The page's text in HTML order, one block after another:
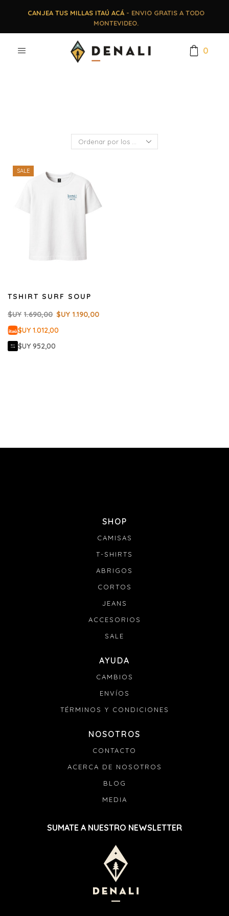
CANJEA TUS MILLAS ITAÚ ACÁ- ENVIO GRATIS A TODO
MONTEVIDEO.
0
SALE
TSHIRT SURF SOUP
$UY 1.690,00 $UY 1.190,00
$UY 1.012,00
$UY 952,00
SHOP
CAMISAS
T-SHIRTS
ABRIGOS
CORTOS
JEANS
ACCESORIOS
SALE
AYUDA
CAMBIOS
ENVÍOS
TÉRMINOS Y CONDICIONES
NOSOTROS
CONTACTO
ACERCA DE NOSOTROS
BLOG
MEDIA
SUMATE A NUESTRO NEWSLETTER